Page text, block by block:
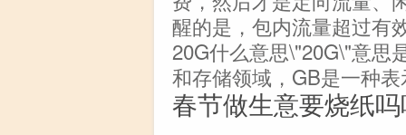
醒的是，包内流量超过有
20G什么意思\"20G\"意思
和存储领域，GB是一种
春节做生意要烧纸